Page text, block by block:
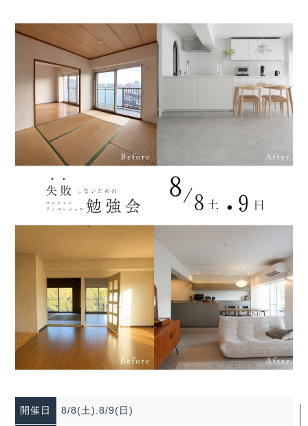
WORKS
EVENT
MODELROOM
BLOG
DANCER’S HOME PROJECT
CONTACT
開催日 8/8(土).8/9(日)